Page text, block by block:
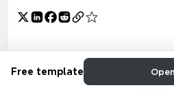
Free template